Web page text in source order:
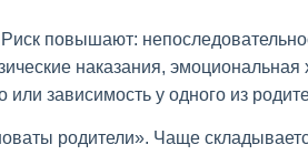
повышают:
наказания, эмоциональная
зависимость у одного из
родители». Чаще